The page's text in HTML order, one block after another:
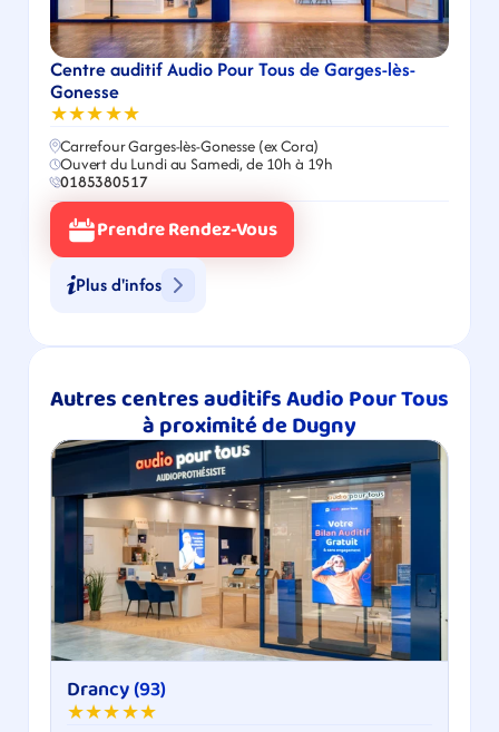
Centre auditif Audio Pour Tous de Garges-lès-
Gonesse
★★★★★
Carrefour Garges-lès-Gonesse (ex Cora)
Ouvert du Lundi au Samedi, de 10h à 19h
0185380517
Prendre Rendez-Vous
Plus d'infos
Autres centres auditifs Audio Pour Tous
à proximité de Dugny
Drancy (93)
★★★★★